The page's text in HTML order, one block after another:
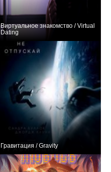
Виртуальное знакомство / Virtual
Dating
Гравитация / Gravity